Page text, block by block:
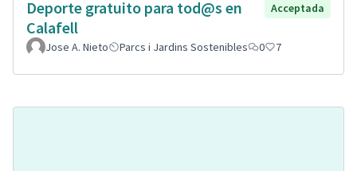
Deporte gratuito para tod@s en
Calafell
Acceptada
Jose A. Nieto Parcs i Jardins Sostenibles 0 7